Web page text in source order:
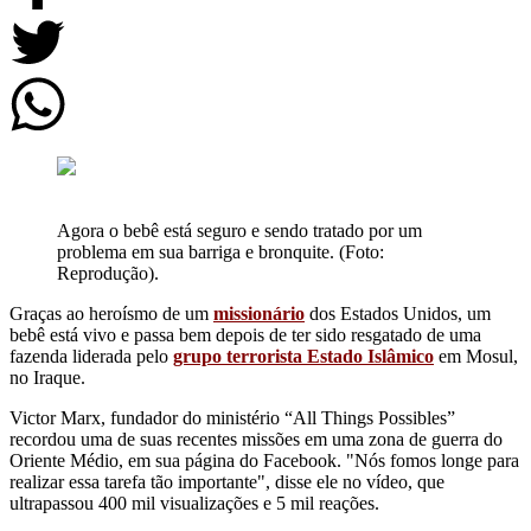
Agora o bebê está seguro e sendo tratado por um
problema em sua barriga e bronquite. (Foto:
Reprodução).
Graças ao heroísmo de um missionário dos Estados Unidos, um
bebê está vivo e passa bem depois de ter sido resgatado de uma
fazenda liderada pelo grupo terrorista Estado Islâmico em Mosul,
no Iraque.
Victor Marx, fundador do ministério “All Things Possibles”
recordou uma de suas recentes missões em uma zona de guerra do
Oriente Médio, em sua página do Facebook. "Nós fomos longe para
realizar essa tarefa tão importante", disse ele no vídeo, que
ultrapassou 400 mil visualizações e 5 mil reações.